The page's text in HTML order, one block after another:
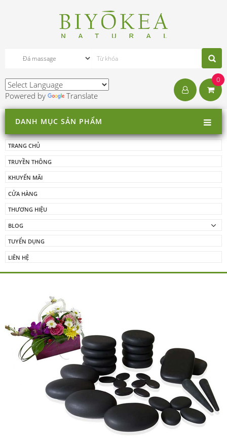
Powered by Translate
0
DANH MỤC SẢN PHẨM
TRANG CHỦ
TRUYỀN THÔNG
KHUYẾN MÃI
CỬA HÀNG
THƯƠNG HIỆU
BLOG
TUYỂN DỤNG
LIÊN HỆ